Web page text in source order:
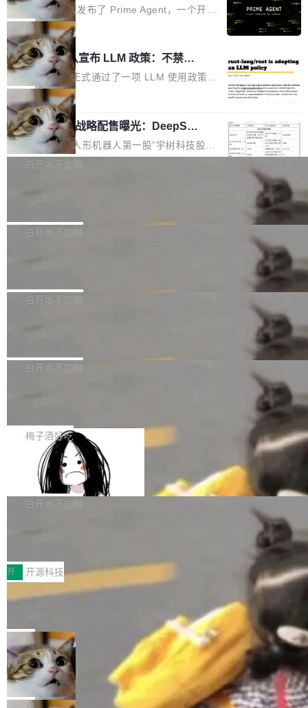
r Day）将在杭州启航。活动面向智能硬件产业
链企业和开发者，邀请行业专家与资深技术顾
问，围绕开源鸿蒙技术能力、设备适配、芯片适
配、功耗与稳定性调优、兼容性测评及统一互联
等内容展开系统讲解和实战交流，帮助企业进一
步了解开源鸿蒙在智能...
opilot coding agent 全部受影响。从检测到完全
恢复，大约 12 小时。 这是 2026 年 8 月的第六
起事故，其中四起与 AI/Copilot 服务相关。 Git
Hub 员工 kdaigle 在 HN 讨论中贴出了一组数
据：2025 年全年 10 亿次 commit。现在，每周
2.75 亿次，全年预计 140 亿次。GitHub...
进的编程 Agent，ARC-AGI 3 超越人类
专家基线
Prime Intellect 发布了 Prime Agent，一个开源
的编程 Agent Harness，核心设计围绕两个抽
象：Recursive Language Model（RLM）和 C
ontinual Harness。在 ARC-AGI 3 基准测试
上，Prime Agent + Opus 5 的组合达到了 95.
5% RHAE Best@1，超过了 ARC 报告的人类专
家基线 95.4%。 不是又一个 coding agent 包装
器 Prime Agent 的架构和市面上大多数 coding
agent 有本质区别。大多数 agent harness 的设
计是基于早期模型的能力—...
局
Rust 项目团队宣布 LLM 政策：不禁
止，但你要承认哪些代码不是你写的
Rust 语言项目正式通过了一项 LLM 使用政策，
覆盖 rust-lang/rust 单一仓库的代码贡献。这不
是项目级别的官方立场，目前由五个团队采纳，
但它可能是主流开源项目中关于 AI 辅助贡献最
细致的一份规则。 政策的核心只有一句话：LLM
可以用来分析、提炼、审阅、建议，但不能用来
不得生成涉及安全性的关键变更，除非作者本身
局
宇树科技 IPO 战略配售曝光：DeepSe
ek 获配 93.3 万股，锁定 36 个月
8月6日晚间，“人形机器人第一股”宇树科技股份
有限公司披露IPO发行价格及战略配售结果，杭
36个月。 公告显示，本次宇树科技战略配售对
员工参与设立的专项资产管理计划。其中，Dee
获配9...
白开水不加糖
Bug fixes and enhancements 修复多次传递同
一个回归问题，该问题导致拉取镜像时会拒绝包
题，该问题可能导致在旧版 Linux 内核...
白开水不加糖
e 孵化器项目管理委员会（IPMC）投票中获得
P）！这一里程碑不仅标志着 Fluss 迈入新的发
白开水不加糖
长期停止内容更新，未能实现其作为“AI版维基百
提交的编辑请求也长期处于待处理状态。 Groki
pedia 于去年底上线，定位为由人工智能生成内
容的百科平台，被马斯克视为传统众包百科网站
维基百科的替代方案。Lawfare 调查发现，无论
热门页面还是低关注度页面，均未出现近期更
白开水不加糖
是这样的：配 MessageSource 的 Bean、写 R
eloadableResourceBundleMessageSource、
声明 LocaleResolver、注册 LocaleChangeInt
erceptor…五六步之后才能看到第一行翻译文
本。 Solon 换了个方式。整个 i18n 模块围绕三
梅子酒好吃
Apache Doris 4.1 全面增强 Iceberg：
支持 UPDATE、MERGE INTO 与 Iceb
erg V3
Apache Doris 4.1 要补齐的，正是缺失的那一
半。在已有查询能力的基础上，Doris 进一步支
常维护操作，并完整支持 Iceberg V3 格式。
白开水不加糖
村国家自主创新示范区会议中心开幕。本届大会
由中关村智联软件服务业质量创新联盟主办，以
“智构可信·质创未来——AI原生时代的质量新范
式”为主题，直面AI从实验室走向规模化产业落地
的核心质量命题。会上，《2026智能研发生产力
工具选型手册》发布，Testin云测的Testin XAge
nt智能测试系统入选AI测试领域代表产品。对CI
O而言，这提示了一个转变：AI测试正在从效率
工具升级为企业的质量基础设施。 CIO面对的新
开 开源科技
让非法状态不可表示：一篇关于 ADT
有一种东西，一旦用过就回不去了。Alex Fedos
eev 管它叫"软件设计的基石"。 他说的东西不新
鲜——代数数据类型（ADT），尤其是和类型
（sum type）。但他说清楚了一件事：这不是类
型系统的学术体操，是日常编码的思维方式。 文
章从一个简单的例子切入。一个网站的深色主题
局
Cloudflare 开源内部企业 AI 平台 Clou
dflare OS
Cloudflare 发布了一个开源项目 Cloudflare O
S。如果你只看官方博客，你会觉得这是又一